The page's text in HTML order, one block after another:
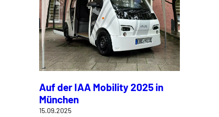
Auf der IAA Mobility 2025 in
München
15.09.2025